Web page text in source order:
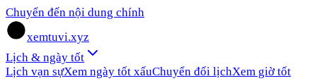
Chuyển đến nội dung chính
xemtuvi.xyz
Lịch & ngày tốt
Lịch vạn sựXem ngày tốt xấuChuyển đổi lịchXem giờ tốt